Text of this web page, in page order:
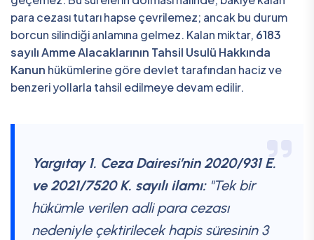
para cezası tutarı hapse çevrilemez; ancak bu durum
borcun silindiği anlamına gelmez. Kalan miktar, 6183
sayılı Amme Alacaklarının Tahsil Usulü Hakkında
Kanun hükümlerine göre devlet tarafından haciz ve
benzeri yollarla tahsil edilmeye devam edilir.
Yargıtay 1. Ceza Dairesi’nin 2020/931 E.
ve 2021/7520 K. sayılı ilamı:"Tek bir
hükümle verilen adli para cezası
nedeniyle çektirilecek hapis süresinin 3